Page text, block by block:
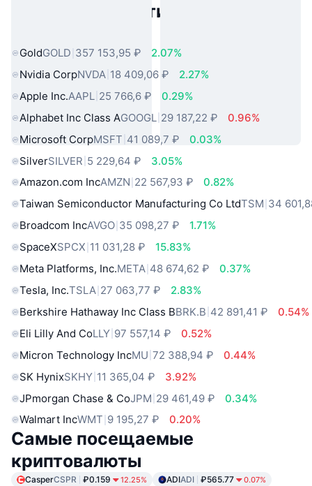
Популярные активы реального
GoldGOLD 357 153,95 ₽
2.07%
Nvidia CorpNVDA 18 409,06 ₽
2.27%
Apple Inc.AAPL 25 766,6 ₽
0.29%
Alphabet Inc Class AGOOGL 29 187,22 ₽
0.96%
Microsoft CorpMSFT 41 089,7 ₽
0.03%
SilverSILVER 5 229,64 ₽
3.05%
Amazon.com IncAMZN 22 567,93 ₽
0.82%
Taiwan Semiconductor Manufacturing Co LtdTSM 34
Broadcom IncAVGO 35 098,27 ₽
1.71%
SpaceXSPCX 11 031,28 ₽
15.83%
Meta Platforms, Inc.META 48 674,62 ₽
0.37%
Tesla, Inc.TSLA 27 063,77 ₽
2.83%
Berkshire Hathaway Inc Class BBRK.B 42 891,41 ₽
0.54%
Eli Lilly And CoLLY 97 557,14 ₽
0.52%
Micron Technology IncMU 72 388,94 ₽
0.44%
SK HynixSKHY 11 365,04 ₽
3.92%
JPmorgan Chase & CoJPM 29 461,49 ₽
0.34%
Walmart IncWMT 9 195,27 ₽ 0.20%
Самые посещаемые
криптовалюты
CasperCSPR ₽0.159 12.25% ADIADI ₽565.77 0.07%